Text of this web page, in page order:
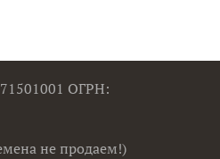
ОГРН:
не продаем!)